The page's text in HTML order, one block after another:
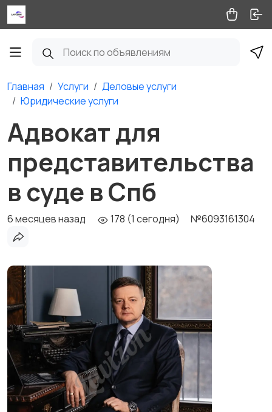
Главная Услуги
Деловые услуги
Юридические услуги
Адвокат для
представительства
в суде в Спб
6 месяцев назад 178 (1 сегодня) №6093161304